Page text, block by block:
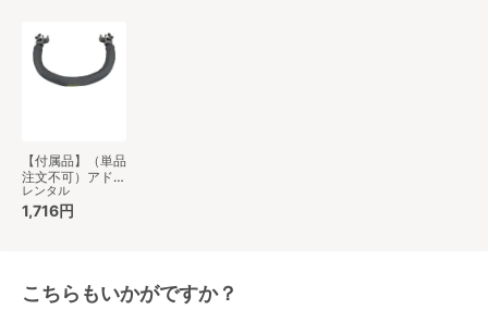
【付属品】（単品
注文不可）アドベ
ンチャー専用 フ
ロントバー ジー
レンタル
1,716円
こちらもいかがですか？